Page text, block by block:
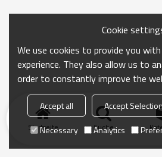
Startseite Suche
Cookie
We use cookies to provide you
experience. They also allow us to
order to constantly improve the
Accept all Accept
Necessary
Analytics